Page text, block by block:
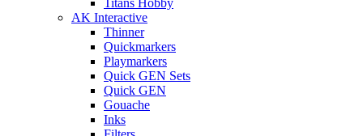
Titans Hobby
AK Interactive
Thinner
Quickmarkers
Playmarkers
Quick GEN Sets
Quick GEN
Gouache
Inks